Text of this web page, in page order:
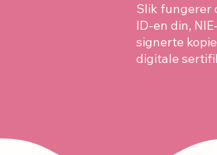
Slik fungerer
ID-en din,
signerte
digitale